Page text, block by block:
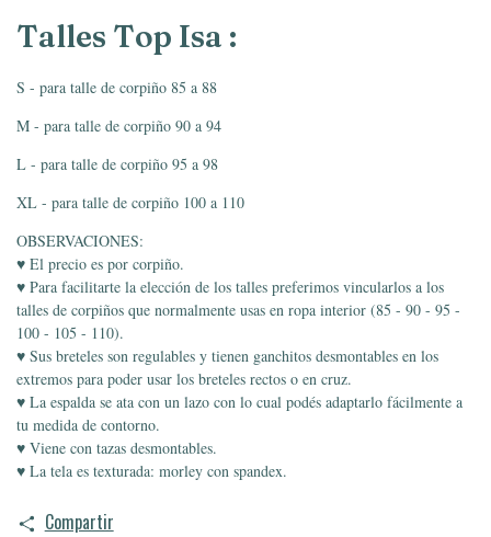
Talles Top Isa :
S - para talle de corpiño 85 a 88
M - para talle de corpiño 90 a 94
L - para talle de corpiño 95 a 98
XL - para talle de corpiño 100 a 110
OBSERVACIONES:
♥ El precio es por corpiño.
♥ Para facilitarte la elección de los talles preferimos vincularlos a los
talles de corpiños que normalmente usas en ropa interior (85 - 90 - 95 -
100 - 105 - 110).
♥ Sus breteles son regulables y tienen ganchitos desmontables en los
extremos para poder usar los breteles rectos o en cruz.
♥ La espalda se ata con un lazo con lo cual podés adaptarlo fácilmente a
tu medida de contorno.
♥ Viene con tazas desmontables.
♥ La tela es texturada: morley con spandex.
Compartir